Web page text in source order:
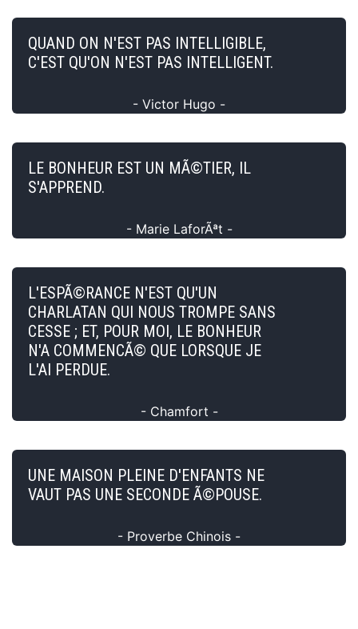
QUAND ON N'EST PAS INTELLIGIBLE,
C'EST QU'ON N'EST PAS INTELLIGENT.
- Victor Hugo -
LE BONHEUR EST UN MÃ©TIER, IL
S'APPREND.
- Marie LaforÃªt -
L'ESPÃ©RANCE N'EST QU'UN
CHARLATAN QUI NOUS TROMPE SANS
CESSE ; ET, POUR MOI, LE BONHEUR
N'A COMMENCÃ© QUE LORSQUE JE
L'AI PERDUE.
- Chamfort -
UNE MAISON PLEINE D'ENFANTS NE
VAUT PAS UNE SECONDE Ã©POUSE.
- Proverbe Chinois -